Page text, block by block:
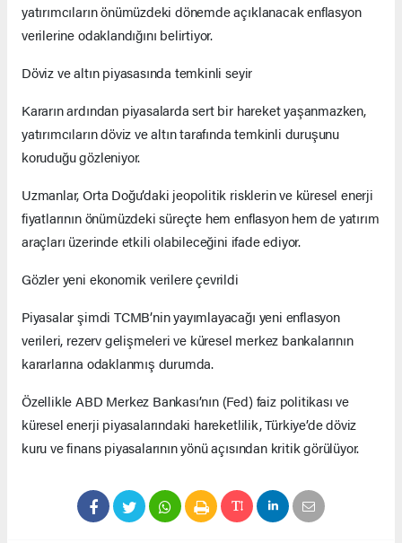
yatırımcıların önümüzdeki dönemde açıklanacak enflasyon
verilerine odaklandığını belirtiyor.
Döviz ve altın piyasasında temkinli seyir
Kararın ardından piyasalarda sert bir hareket yaşanmazken,
yatırımcıların döviz ve altın tarafında temkinli duruşunu
koruduğu gözleniyor.
Uzmanlar, Orta Doğu’daki jeopolitik risklerin ve küresel enerji
fiyatlarının önümüzdeki süreçte hem enflasyon hem de yatırım
araçları üzerinde etkili olabileceğini ifade ediyor.
Gözler yeni ekonomik verilere çevrildi
Piyasalar şimdi TCMB’nin yayımlayacağı yeni enflasyon
verileri, rezerv gelişmeleri ve küresel merkez bankalarının
kararlarına odaklanmış durumda.
Özellikle ABD Merkez Bankası’nın (Fed) faiz politikası ve
küresel enerji piyasalarındaki hareketlilik, Türkiye’de döviz
kuru ve finans piyasalarının yönü açısından kritik görülüyor.